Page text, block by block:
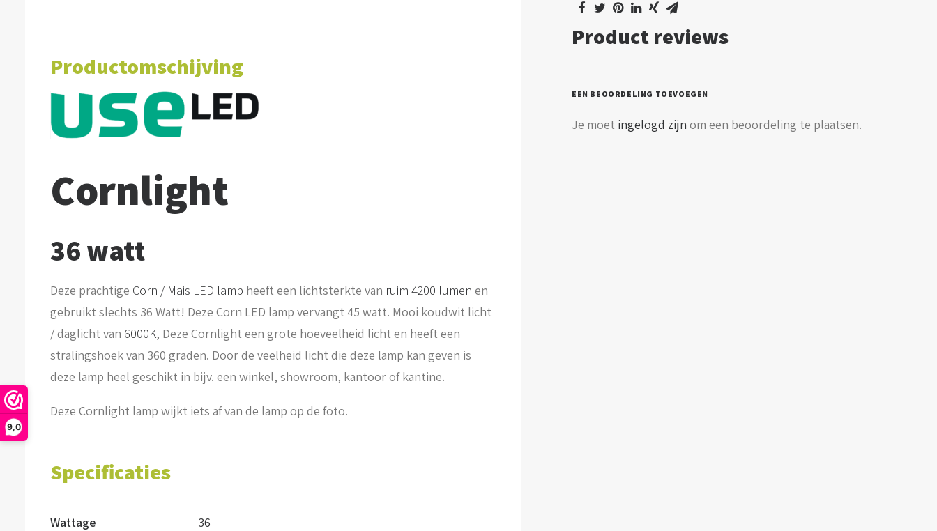
9,0
Productomschijving
Cornlight
36 watt
Deze prachtige Corn / Mais LED lamp heeft een lichtsterkte van ruim 4200 lumen en
gebruikt slechts 36 Watt! Deze Corn LED lamp vervangt 45 watt. Mooi koudwit licht
/ daglicht van 6000K, Deze Cornlight een grote hoeveelheid licht en heeft een
stralingshoek van 360 graden. Door de veelheid licht die deze lamp kan geven is
deze lamp heel geschikt in bijv. een winkel, showroom, kantoor of kantine.
Deze Cornlight lamp wijkt iets af van de lamp op de foto.
Specificaties
Wattage
36
Product reviews
EEN BEOORDELING TOEVOEGEN
Je moet ingelogd zijn om een beoordeling te plaatsen.